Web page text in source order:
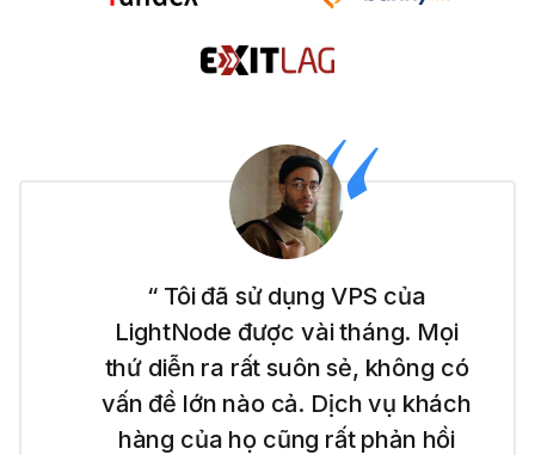
“ Tôi mới bắt đầu với việc xây
dựng website và LightNode đã
giúp tôi dễ dàng khởi đầu với VPS
Dubai của họ. Nó rất đơn giản để
sử dụng và tôi thích mức giá minh